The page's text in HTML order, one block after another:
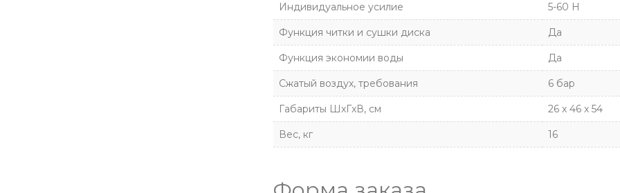
Индивидуальное усилие 5-60 H
Функция читки и сушки диска Да
Функция экономии воды Да
Сжатый воздух, требования 6 бар
Габариты ШxГxВ, см 26 x 46 x 54
Вес, кг 16